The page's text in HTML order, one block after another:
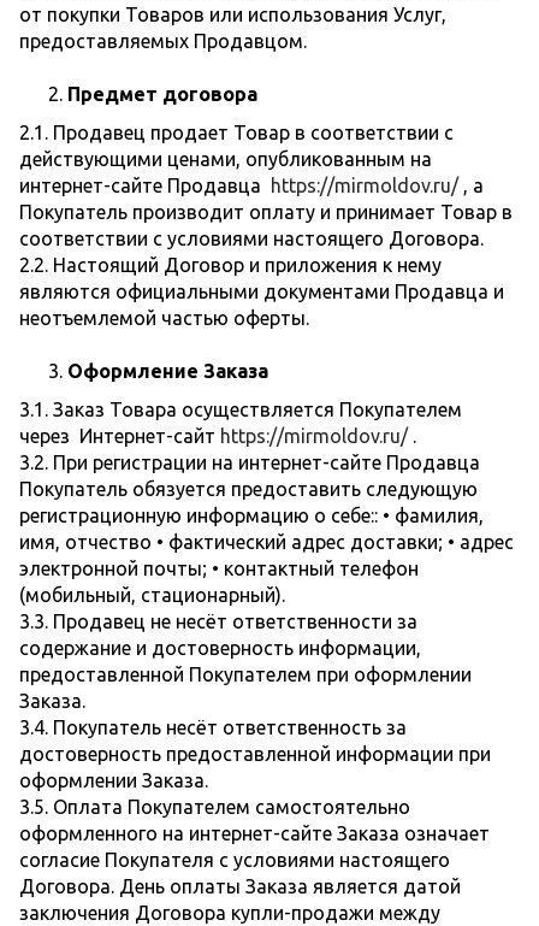
от покупки Товаров или использования Услуг,
предоставляемых Продавцом.
Предмет договора
2.1. Продавец продает Товар в соответствии с
действующими ценами, опубликованным на
интернет-сайте Продавца
https://mirmoldov.ru/, а
Покупатель производит оплату и принимает Товар в
соответствии с условиями настоящего Договора.
2.2. Настоящий Договор и приложения к нему
являются официальными документами Продавца и
неотъемлемой частью оферты.
Оформление Заказа
3.1. Заказ Товара осуществляется Покупателем
через Интернет-сайт https://mirmoldov.ru/.
3.2. При регистрации на интернет-сайте Продавца
Покупатель обязуется предоставить следующую
регистрационную информацию о себе:: • фамилия,
имя, отчество • фактический адрес доставки; • адрес
электронной почты; • контактный телефон
(мобильный, стационарный).
3.3. Продавец не несёт ответственности за
содержание и достоверность информации,
предоставленной Покупателем при оформлении
Заказа.
3.4. Покупатель несёт ответственность за
достоверность предоставленной информации при
оформлении Заказа.
3.5. Оплата Покупателем самостоятельно
оформленного на интернет-сайте Заказа означает
согласие Покупателя с условиями настоящего
Договора. День оплаты Заказа является датой
заключения Договора купли-продажи между